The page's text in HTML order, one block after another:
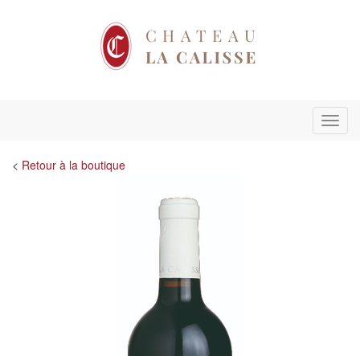
Menu
< Retour à la boutique